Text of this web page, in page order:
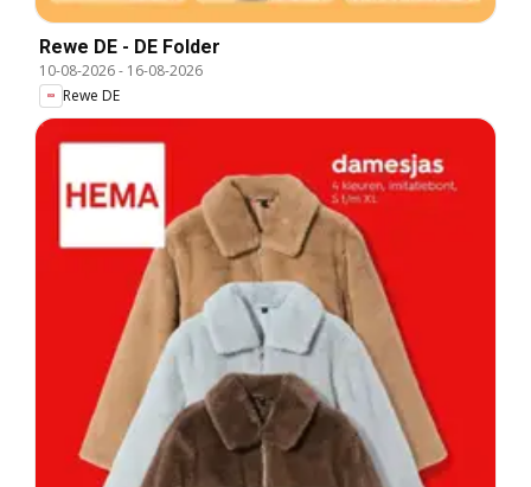
Rewe DE - DE Folder
10-08-2026- 16-08-2026
Rewe DE